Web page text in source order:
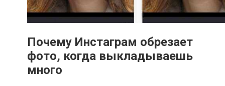
Почему Инстаграм обрезает
фото, когда выкладываешь
много